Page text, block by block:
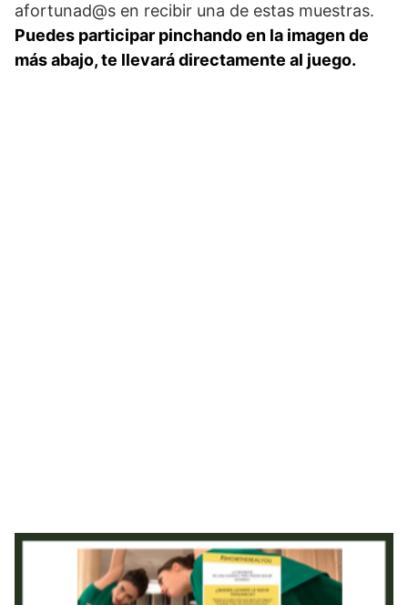
afortunad@s en recibir una de estas muestras.
Puedes participar pinchando en la imagen de
más abajo, te llevará directamente al juego.